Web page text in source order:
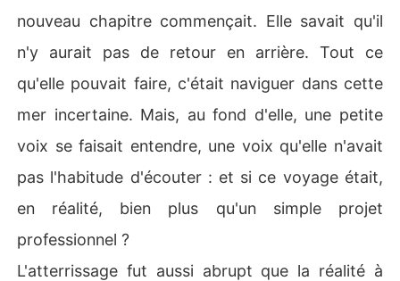
nouveau chapitre commençait. Elle savait qu'il
n'y aurait pas de retour en arrière. Tout ce
qu'elle pouvait faire, c'était naviguer dans cette
mer incertaine. Mais, au fond d'elle, une petite
voix se faisait entendre, une voix qu'elle n'avait
pas l'habitude d'écouter : et si ce voyage était,
en réalité, bien plus qu'un simple projet
professionnel ?
L'atterrissage fut aussi abrupt que la réalité à